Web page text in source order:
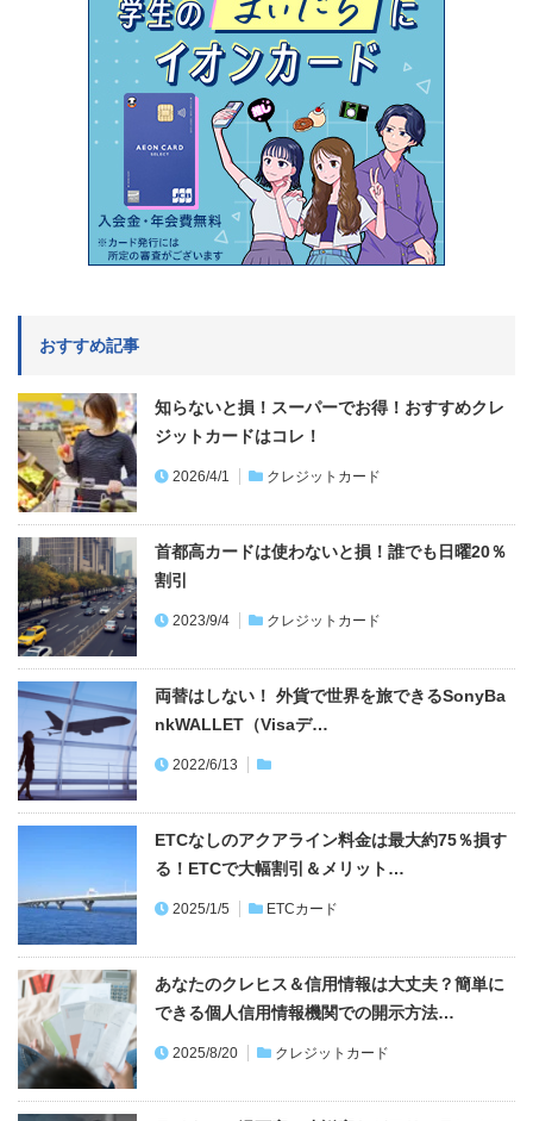
おすすめ記事
知らないと損！スーパーでお得！おすすめクレ
ジットカードはコレ！
2026/4/1 クレジットカード
首都高カードは使わないと損！誰でも日曜20％
割引
2023/9/4 クレジットカード
両替はしない！ 外貨で世界を旅できるSonyBa
nkWALLET（Visaデ…
2022/6/13
ETCなしのアクアライン料金は最大約75％損す
る！ETCで大幅割引＆メリット…
2025/1/5 ETCカード
あなたのクレヒス＆信用情報は大丈夫？簡単に
できる個人信用情報機関での開示方法…
2025/8/20 クレジットカード